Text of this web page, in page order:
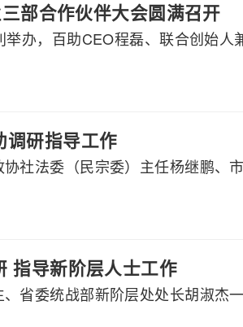
部合作伙伴大会圆满召开
办，百助CEO程磊、联合创始人
调研指导工作
社法委（民宗委）主任杨继鹏、
指导新阶层人士工作
省委统战部新阶层处处长胡淑杰